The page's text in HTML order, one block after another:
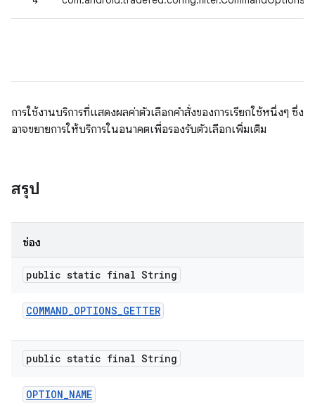
การใช้งานบริการที่แสดงผลค่าตัวเลือกคําสั่งของการเรียกใช้หนึ่งๆ ซึ่ง
อาจขยายการให้บริการในอนาคตเพื่อรองรับตัวเลือกเพิ่มเติม
สรุป
ช่อง
public static final String
COMMAND_OPTIONS_GETTER
public static final String
OPTION_NAME